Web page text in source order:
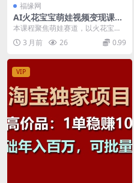
福缘网
AI火花宝宝萌娃视频变现课：
AI视频制作+提示词技巧，低
成本抢占萌娃流量赛道
本课程聚焦萌娃赛道，以火花宝宝
为核心案例，专为零基础自媒体新
手打造 AI 视频制...
3 月前 26 0.99
VIP